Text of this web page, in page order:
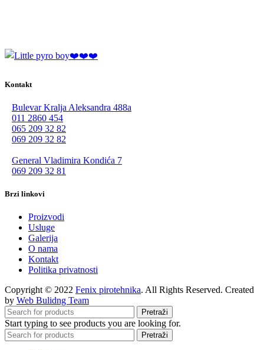
Kontakt
Bulevar Kralja Aleksandra 488a
011 2860 454
065 209 32 82
069 209 32 82
General Vladimira Kondića 7
069 209 32 81
Brzi linkovi
Proizvodi
Usluge
Galerija
O nama
Kontakt
Politika privatnosti
Copyright © 2022 Fenix pirotehnika. All Rights Reserved. Created
by Web Bulidng Team
Pretraži
Start typing to see products you are looking for.
Pretraži